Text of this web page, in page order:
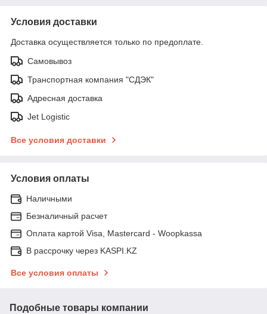
Условия доставки
Доставка осуществляется только по предоплате.
Самовывоз
Транспортная компания "СДЭК"
Адресная доставка
Jet Logistic
Все условия доставки
Условия оплаты
Наличными
Безналичный расчет
Оплата картой Visa, Mastercard - Woopkassa
В рассрочку через KASPI.KZ
Все условия оплаты
Подобные товары компании